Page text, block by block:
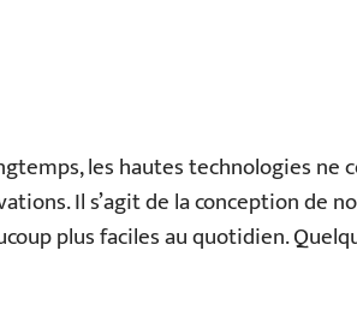
les hautes technologies ne
Il s’agit de la conception de
plus faciles au quotidien.